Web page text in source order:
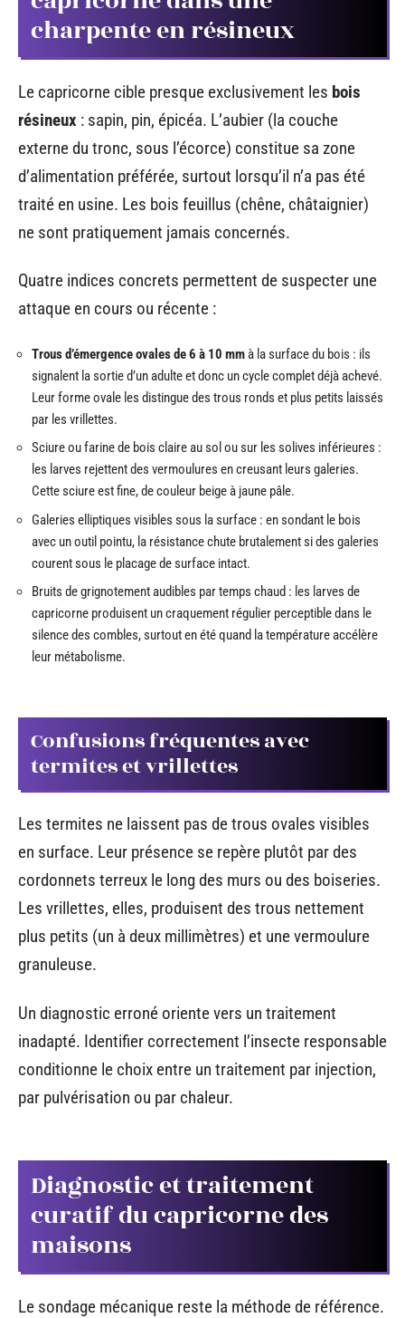
charpente en résineux
Le capricorne cible presque exclusivement les bois
résineux : sapin, pin, épicéa. L’aubier (la couche
externe du tronc, sous l’écorce) constitue sa zone
d’alimentation préférée, surtout lorsqu’il n’a pas été
traité en usine. Les bois feuillus (chêne, châtaignier)
ne sont pratiquement jamais concernés.
Quatre indices concrets permettent de suspecter une
attaque en cours ou récente :
Trous d’émergence ovales de 6 à 10 mmà la surface du bois : ils
signalent la sortie d’un adulte et donc un cycle complet déjà achevé.
Leur forme ovale les distingue des trous ronds et plus petits laissés
par les vrillettes.
Sciure ou farine de bois claire au sol ou sur les solives inférieures :
les larves rejettent des vermoulures en creusant leurs galeries.
Cette sciure est fine, de couleur beige à jaune pâle.
Galeries elliptiques visibles sous la surface : en sondant le bois
avec un outil pointu, la résistance chute brutalement si des galeries
courent sous le placage de surface intact.
Bruits de grignotement audibles par temps chaud : les larves de
capricorne produisent un craquement régulier perceptible dans le
silence des combles, surtout en été quand la température accélère
leur métabolisme.
Confusions fréquentes avec
termites et vrillettes
Les termites ne laissent pas de trous ovales visibles
en surface. Leur présence se repère plutôt par des
cordonnets terreux le long des murs ou des boiseries.
Les vrillettes, elles, produisent des trous nettement
plus petits (un à deux millimètres) et une vermoulure
granuleuse.
Un diagnostic erroné oriente vers un traitement
inadapté. Identifier correctement l’insecte responsable
conditionne le choix entre un traitement par injection,
par pulvérisation ou par chaleur.
Diagnostic et traitement
curatif du capricorne des
maisons
Le sondage mécanique reste la méthode de référence.